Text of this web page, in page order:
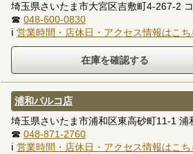
埼玉県さいたま市大宮区吉敷町4-267-2
☎ 048-600-0830
ℹ 営業時間・店休日・アクセス情報はこち
浦和パルコ店
埼玉県さいたま市浦和区東高砂町11-1 浦
☎ 048-871-2760
ℹ 営業時間・店休日・アクセス情報はこち